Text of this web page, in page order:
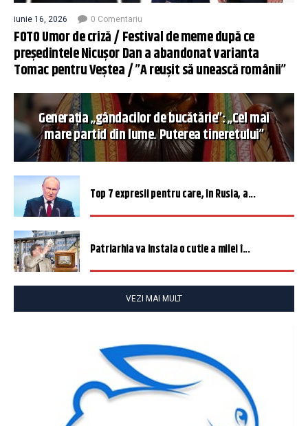
iunie 16, 2026 0 Comentariu
FOTO Umor de criză / Festival de meme după ce
președintele Nicușor Dan a abandonat varianta
Tomac pentru Veștea / ”A reușit să unească românii”
Generația „gândacilor de bucătărie”: „Cel mai
mare partid din lume. Puterea tineretului”
Top 7 expresii pentru care, în Rusia, a...
Patriarhia va instala o cutie a milei î...
VEZI MAI MULT